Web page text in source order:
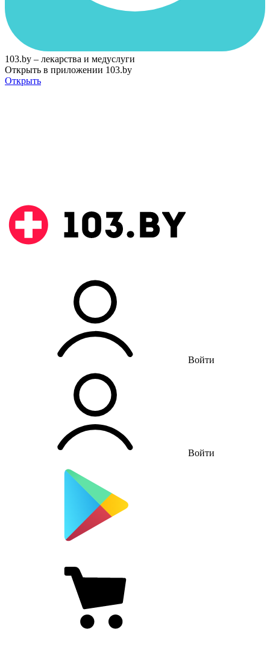
103.by – лекарства и медуслуги
Открыть в приложении 103.by
Открыть
Войти
Войти